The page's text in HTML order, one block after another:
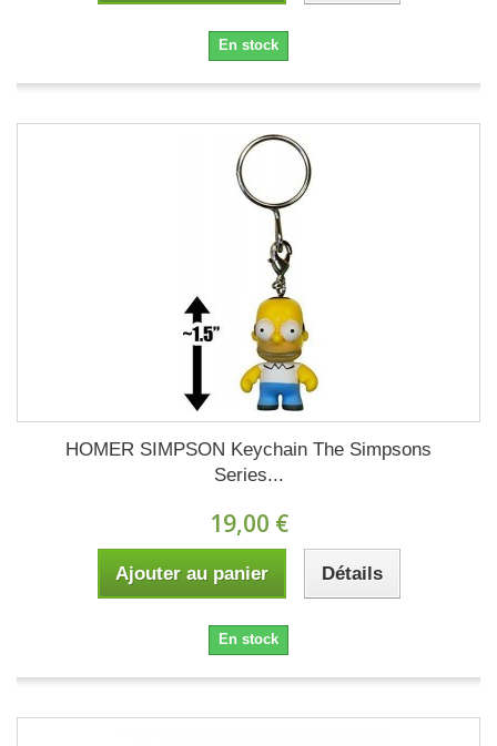
En stock
HOMER SIMPSON Keychain The Simpsons
Series...
19,00 €
Ajouter au panier Détails
En stock